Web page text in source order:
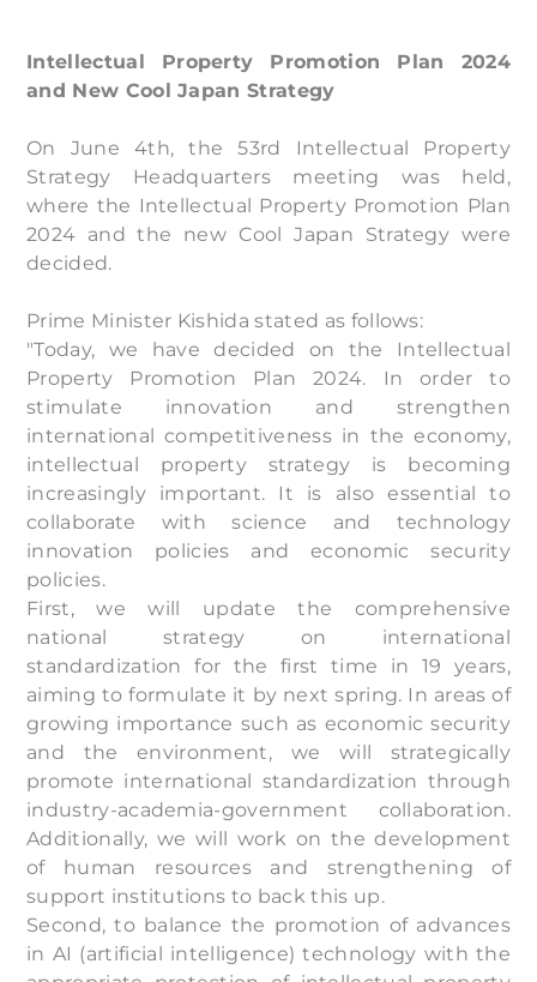
Intellectual Property Promotion Plan 2024
and New Cool Japan Strategy
On June 4th, the 53rd Intellectual Property
Strategy Headquarters meeting was held,
where the Intellectual Property Promotion Plan
2024 and the new Cool Japan Strategy were
decided.
Prime Minister Kishida stated as follows:
"Today, we have decided on the Intellectual
Property Promotion Plan 2024. In order to
stimulate innovation and strengthen
international competitiveness in the economy,
intellectual property strategy is becoming
increasingly important. It is also essential to
collaborate with science and technology
innovation policies and economic security
policies.
First, we will update the comprehensive
national strategy on international
standardization for the first time in 19 years,
aiming to formulate it by next spring. In areas of
growing importance such as economic security
and the environment, we will strategically
promote international standardization through
industry-academia-government collaboration.
Additionally, we will work on the development
of human resources and strengthening of
support institutions to back this up.
Second, to balance the promotion of advances
in AI (artificial intelligence) technology with the